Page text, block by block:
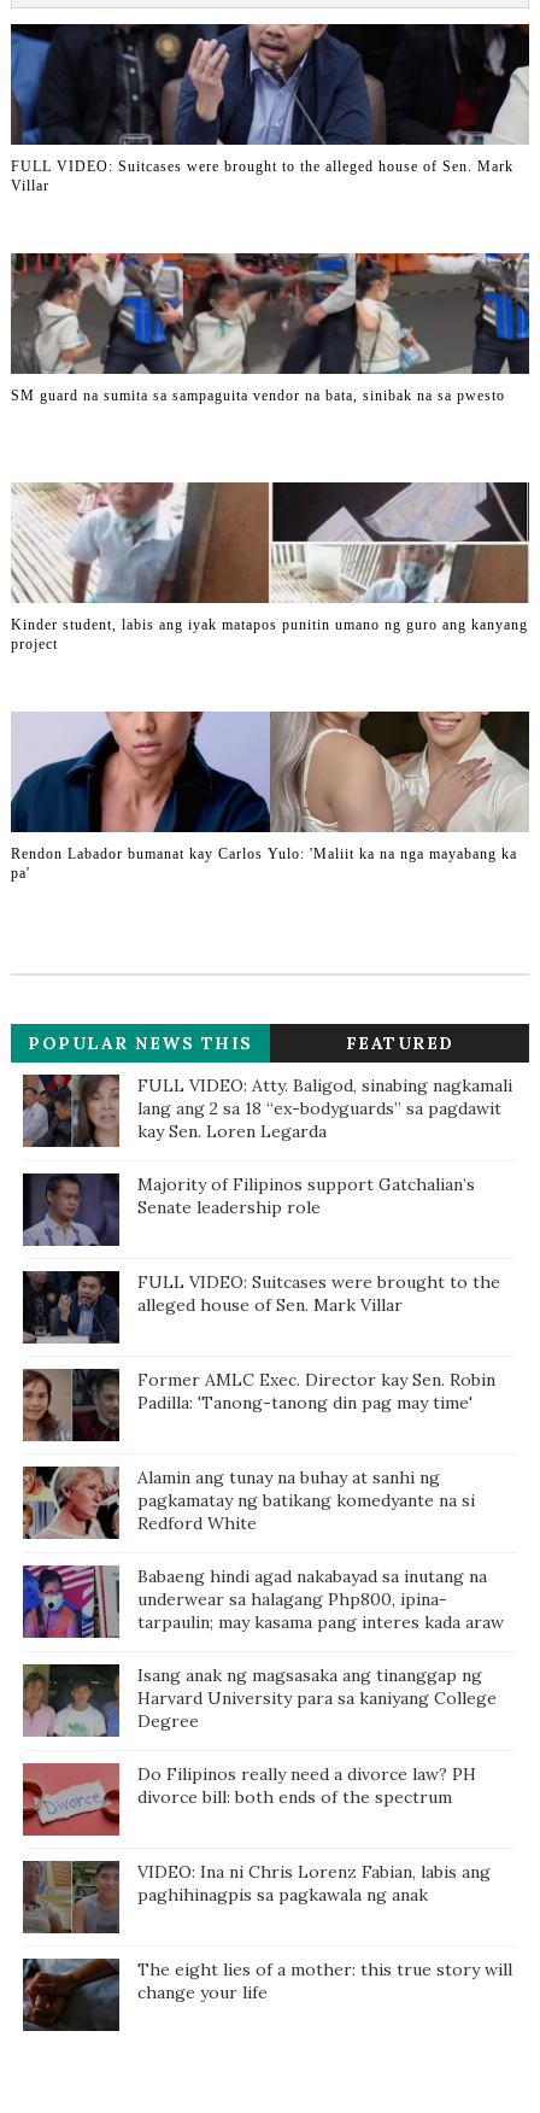
FULL VIDEO: Suitcases were brought to the alleged house of Sen. Mark
Villar
SM guard na sumita sa sampaguita vendor na bata, sinibak na sa pwesto
Kinder student, labis ang iyak matapos punitin umano ng guro ang kanyang
project
Rendon Labador bumanat kay Carlos Yulo: 'Maliit ka na nga mayabang ka
pa'
POPULAR NEWS THIS
WEEK
FEATURED
FULL VIDEO: Atty. Baligod, sinabing nagkamali
lang ang 2 sa 18 “ex-bodyguards” sa pagdawit
kay Sen. Loren Legarda
Majority of Filipinos support Gatchalian’s
Senate leadership role
FULL VIDEO: Suitcases were brought to the
alleged house of Sen. Mark Villar
Former AMLC Exec. Director kay Sen. Robin
Padilla: 'Tanong-tanong din pag may time'
Alamin ang tunay na buhay at sanhi ng
pagkamatay ng batikang komedyante na si
Redford White
Babaeng hindi agad nakabayad sa inutang na
underwear sa halagang Php800, ipina-
tarpaulin; may kasama pang interes kada araw
Isang anak ng magsasaka ang tinanggap ng
Harvard University para sa kaniyang College
Degree
Do Filipinos really need a divorce law? PH
divorce bill: both ends of the spectrum
VIDEO: Ina ni Chris Lorenz Fabian, labis ang
paghihinagpis sa pagkawala ng anak
The eight lies of a mother: this true story will
change your life